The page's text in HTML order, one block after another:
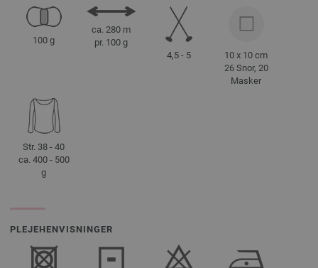
100 g
ca. 280 m
pr. 100 g
4,5 - 5
10 x 10 cm
26 Snor, 20
Masker
Str. 38 - 40
ca. 400 - 500
g
PLEJEHENVISNINGER